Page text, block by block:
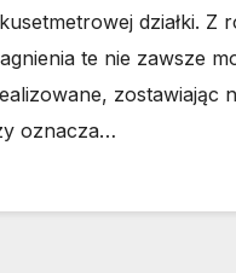
działki. Z
te nie zawsze
zostawiając
oznacza…